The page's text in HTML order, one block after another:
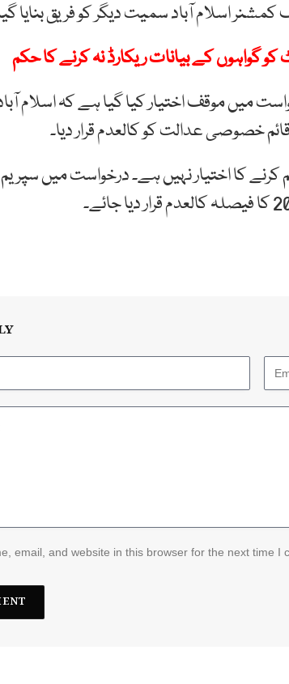
اسلام آباد سمیت دیگر کو فریق بنایا
گواہوں کے بیانات ریکارڈ نہ کرنے کا حکم
میں موقف اختیار کیا گیا ہے کہ اسلام
خصوصی عدالت کو کالعدم قرار دیا۔
کا اختیار نہیں ہے۔ درخواست میں
email, and website in this browser for the next time I